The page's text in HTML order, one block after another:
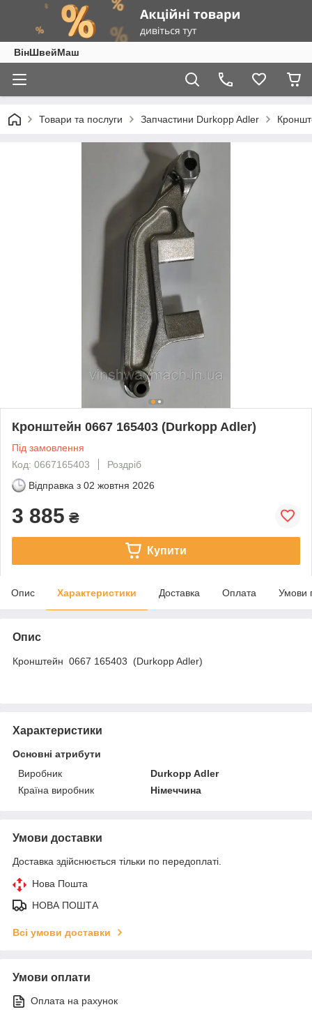
ВінШвейМаш
Товари та послуги Запчастини Durkopp Adler
Кронштейн 0667 165403 (Durkopp Adler)
Під замовлення
Код: 0667165403
Роздріб
Відправка з 02 жовтня 2026
3 885 ₴
Купити
Опис Характеристики Доставка Оплата Умови
Опис
Кронштейн 0667 165403 (Durkopp Adler)
Характеристики
Основні атрибути
Виробник
Durkopp Adler
Країна виробник
Німеччина
Умови доставки
Доставка здійснюється тільки по передоплаті.
Нова Пошта
НОВА ПОШТА
Всі умови доставки
Умови оплати
Оплата на рахунок